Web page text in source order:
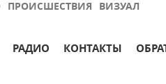
ПРОИСШЕСТВИЯ ВИЗУАЛ
РАДИО КОНТАКТЫ